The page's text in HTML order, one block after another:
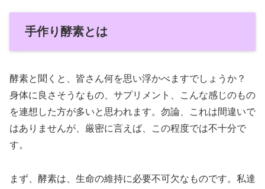
手作り酵素とは
酵素と聞くと、皆さん何を思い浮かべますでしょうか？
身体に良さそうなもの、サプリメント、こんな感じのもの
を連想した方が多いと思われます。勿論、これは間違いで
はありませんが、厳密に言えば、この程度では不十分で
す。
まず、酵素は、生命の維持に必要不可欠なものです。私達